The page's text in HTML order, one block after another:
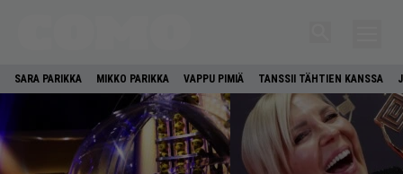
SARA PARIKKA MIKKO PARIKKA VAPPU PIMIÄ TANSSII TÄHTIEN KANSSA